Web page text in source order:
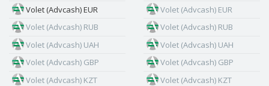
Volet (Advcash) EUR
Volet (Advcash) RUB
Volet (Advcash) UAH
Volet (Advcash) GBP
Volet (Advcash) KZT
Volet (Advcash) EUR
Volet (Advcash) RUB
Volet (Advcash) UAH
Volet (Advcash) GBP
Volet (Advcash) KZT